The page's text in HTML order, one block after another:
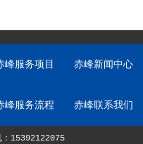
峰服务项目 赤峰新闻中心
峰服务流程 赤峰联系我们
：15392122075